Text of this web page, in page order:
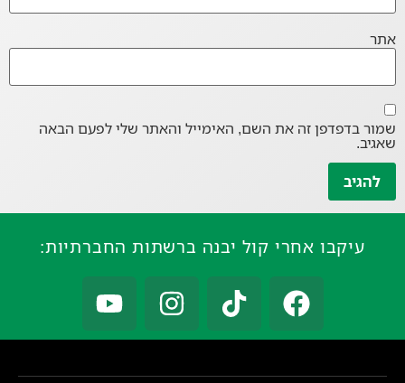
אתר
שמור בדפדפן זה את השם, האימייל והאתר שלי לפעם הבאה
שאגיב.
עיקבו אחרי קול יבנה ברשתות החברתיות: